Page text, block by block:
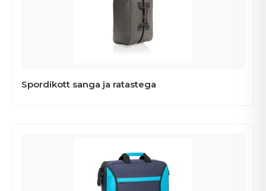
Spordikott sanga ja ratastega